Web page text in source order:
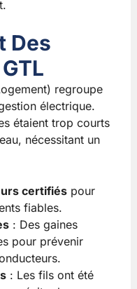
Des
regroupe
électrique.
étaient trop courts
nécessitant un
certifiéspour
fiables.
: Des gaines
pour prévenir
: Les fils ont été